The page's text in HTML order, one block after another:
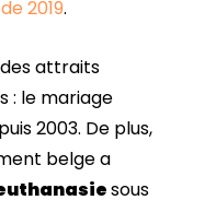
2019.
attraits
: le mariage
2003. De plus,
belge a
sous